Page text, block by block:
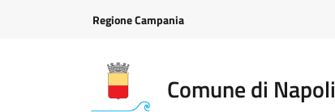
Regione Campania
Comune di Napoli